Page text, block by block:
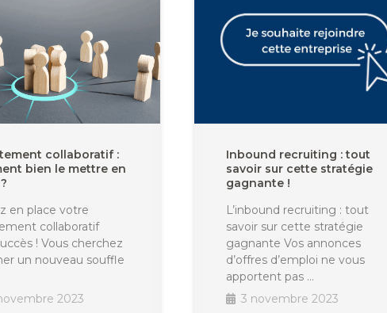
collaboratif :
bien le mettre en
en place votre
collaboratif
! Vous cherchez
un nouveau souffle
2023
Inbound recruiting : tout
savoir sur cette stratégie
gagnante !
L’inbound recruiting : tout
savoir sur cette stratégie
gagnante Vos annonces
d’offres d’emploi ne vous
apportent pas …
3 novembre 2023